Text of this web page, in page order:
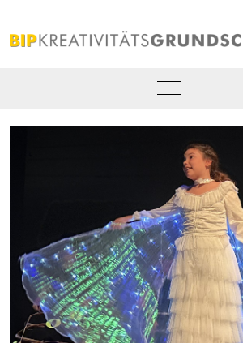
Mobile Menu